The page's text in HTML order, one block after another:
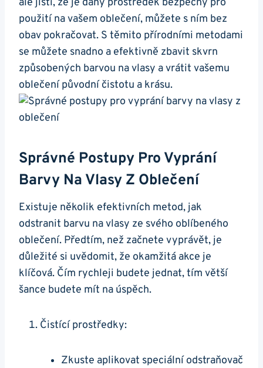
použití na vašem oblečení, můžete s ním bez
obav pokračovat. S těmito přírodními metodami
se můžete snadno a efektivně zbavit skvrn
způsobených barvou na vlasy a vrátit vašemu
oblečení původní čistotu a krásu.
Správné Postupy Pro Vyprání
Barvy Na Vlasy Z Oblečení
Existuje několik efektivních metod, jak
odstranit barvu na vlasy ze svého oblíbeného
oblečení. Předtím, než začnete vyprávět, je
důležité si uvědomit, že okamžitá akce je
klíčová. Čím rychleji budete jednat, tím větší
šance budete mít na úspěch.
Čistící prostředky:
Zkuste aplikovat speciální odstraňovač